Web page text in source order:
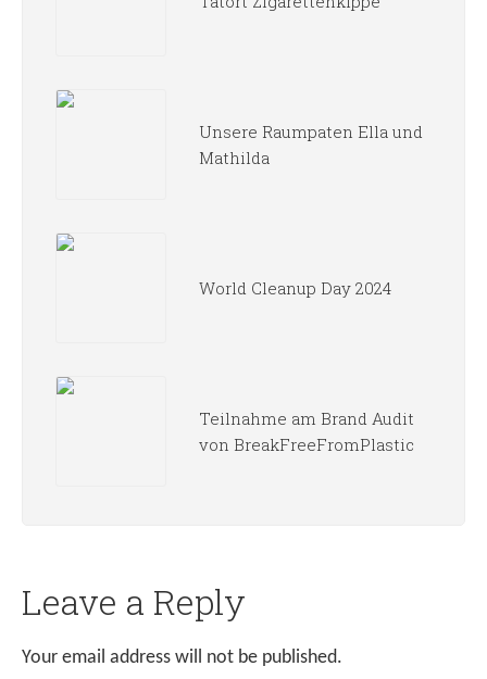
Unsere Raumpaten Ella und
Mathilda
World Cleanup Day 2024
Teilnahme am Brand Audit
von BreakFreeFromPlastic
Leave a Reply
Your email address will not be published.